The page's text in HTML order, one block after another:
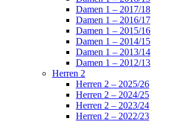
Damen 1 – 2017/18
Damen 1 – 2016/17
Damen 1 – 2015/16
Damen 1 – 2014/15
Damen 1 – 2013/14
Damen 1 – 2012/13
Herren 2
Herren 2 – 2025/26
Herren 2 – 2024/25
Herren 2 – 2023/24
Herren 2 – 2022/23